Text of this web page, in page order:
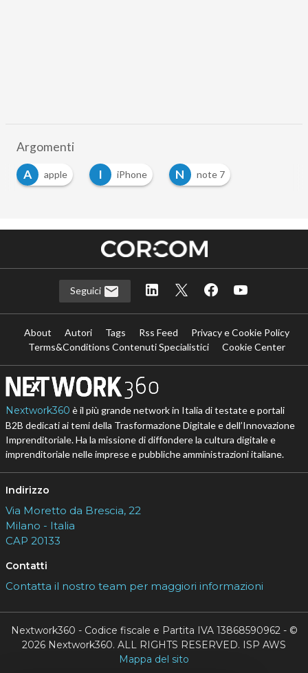
Argomenti
A
apple I iPhone N note 7
Seguici
About Autori Tags Rss Feed
Privacy e Cookie Policy
Terms&Conditions Contenuti Specialistici
Cookie Center
Nextwork360 è il più grande network in Italia di testate e portali
B2B dedicati ai temi della Trasformazione Digitale e dell’Innovazione
Imprenditoriale. Ha la missione di diffondere la cultura digitale e
imprenditoriale nelle imprese e pubbliche amministrazioni italiane.
Indirizzo
Via Moretto da Brescia, 22
Milano - Italia
CAP 20133
Contatti
Contatta il nostro team per maggiori informazioni
Nextwork360 - Codice fiscale e Partita IVA 13868590962 - ©
2026 Nextwork360. ALL RIGHTS RESERVED. ISP AWS
Mappa del sito